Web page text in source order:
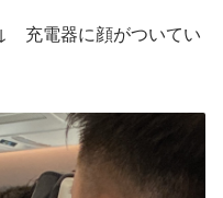
充電器に顔がついてい